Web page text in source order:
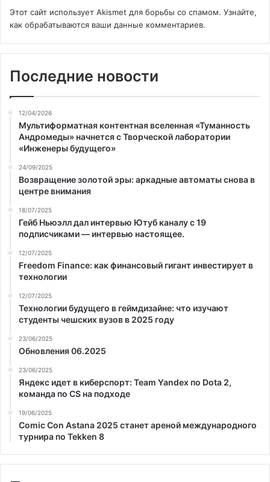
Этот сайт использует Akismet для борьбы со спамом. Узнайте,
как обрабатываются ваши данные комментариев.
Последние новости
12/04/2026
Мультиформатная контентная вселенная «Туманность
Андромеды» начнется с Творческой лаборатории
«Инженеры будущего»
24/09/2025
Возвращение золотой эры: аркадные автоматы снова в
центре внимания
18/07/2025
Гейб Ньюэлл дал интервью Ютуб каналу с 19
подписчиками — интервью настоящее.
12/07/2025
Freedom Finance: как финансовый гигант инвестирует в
технологии
12/07/2025
Технологии будущего в геймдизайне: что изучают
студенты чешских вузов в 2025 году
23/06/2025
Обновления 06.2025
23/06/2025
Яндекс идет в киберспорт: Team Yandex по Dota 2,
команда по CS на подходе
19/06/2025
Comic Con Astana 2025 станет ареной международного
турнира по Tekken 8